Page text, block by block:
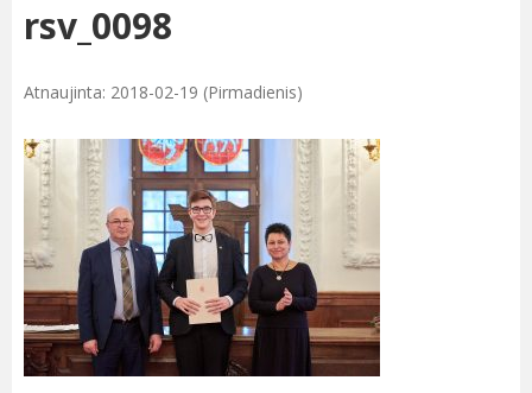
rsv_0098
Atnaujinta: 2018-02-19 (Pirmadienis)